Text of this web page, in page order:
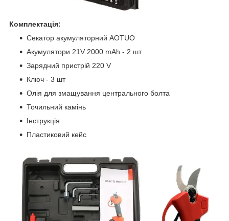
Комплектація:
Секатор акумуляторний AOTUO
Акумулятори 21V 2000 mAh - 2 шт
Зарядний пристрій 220 V
Ключ - 3 шт
Олія для змащування центрального болта
Точильний камінь
Інструкція
Пластиковий кейс